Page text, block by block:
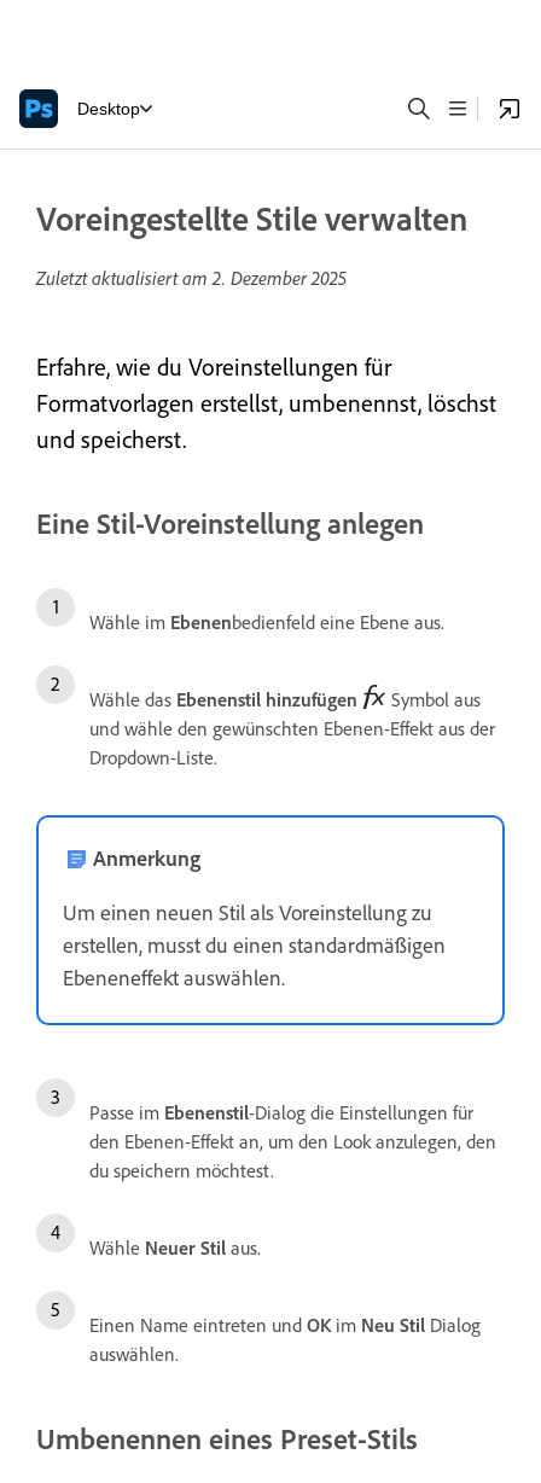
Desktop
Voreingestellte Stile verwalten
Zuletzt aktualisiert am2. Dezember 2025
Erfahre, wie du Voreinstellungen für
Formatvorlagen erstellst, umbenennst, löschst
und speicherst.
Eine Stil-Voreinstellung anlegen
Wähle im Ebenenbedienfeld eine Ebene aus.
Wähle das Ebenenstil hinzufügen
Symbol aus
und wähle den gewünschten Ebenen-Effekt aus der
Dropdown-Liste.
Anmerkung
Um einen neuen Stil als Voreinstellung zu
erstellen, musst du einen standardmäßigen
Ebeneneffekt auswählen.
Passe im Ebenenstil-Dialog die Einstellungen für
den Ebenen-Effekt an, um den Look anzulegen, den
du speichern möchtest.
Wähle Neuer Stil aus.
Einen Name eintreten und OK im Neu Stil Dialog
auswählen.
Umbenennen eines Preset-Stils